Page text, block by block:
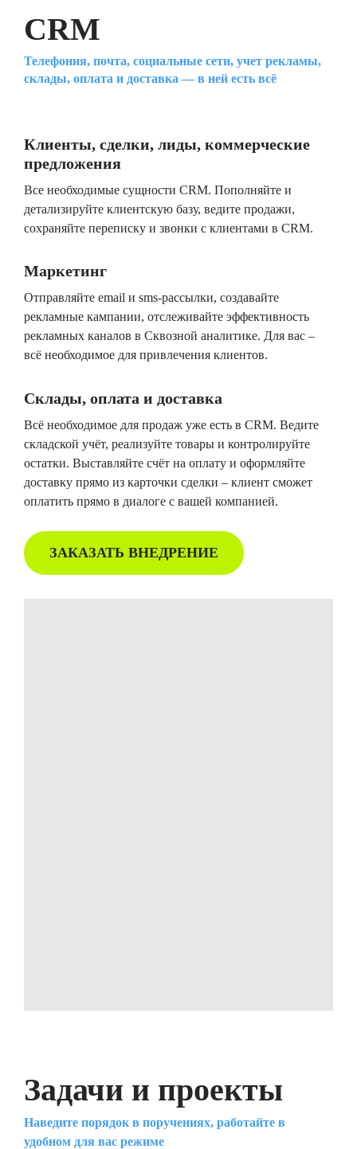
CRM
Телефония, почта, социальные сети, учет рекламы,
склады, оплата и доставка — в ней есть всё
Клиенты, сделки, лиды, коммерческие
предложения
Все необходимые сущности CRM. Пополняйте и
детализируйте клиентскую базу, ведите продажи,
сохраняйте переписку и звонки с клиентами в CRM.
Маркетинг
Отправляйте email и sms-рассылки, создавайте
рекламные кампании, отслеживайте эффективность
рекламных каналов в Сквозной аналитике. Для вас –
всё необходимое для привлечения клиентов.
Склады, оплата и доставка
Всё необходимое для продаж уже есть в CRM. Ведите
складской учёт, реализуйте товары и контролируйте
остатки. Выставляйте счёт на оплату и оформляйте
доставку прямо из карточки сделки – клиент сможет
оплатить прямо в диалоге с вашей компанией.
ЗАКАЗАТЬ ВНЕДРЕНИЕ
Задачи и проекты
Наведите порядок в поручениях, работайте в
удобном для вас режиме